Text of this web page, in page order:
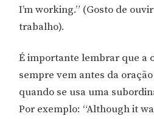
I’m working.” (Gosto de
trabalho).
É importante lembrar que a
sempre vem antes da
quando se usa uma
Por exemplo: “Although it